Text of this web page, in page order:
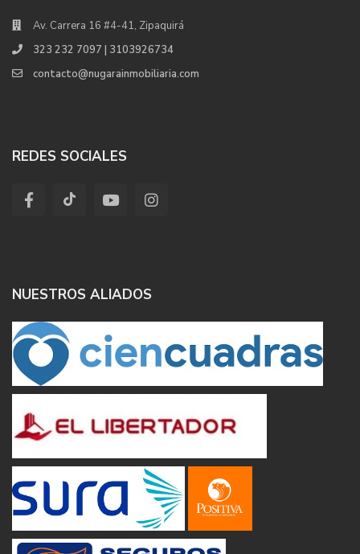
Av. Carrera 16 #4-41, Zipaquirá
323 232 7097 | 3103926734
contacto@nugarainmobiliaria.com
REDES SOCIALES
NUESTROS ALIADOS